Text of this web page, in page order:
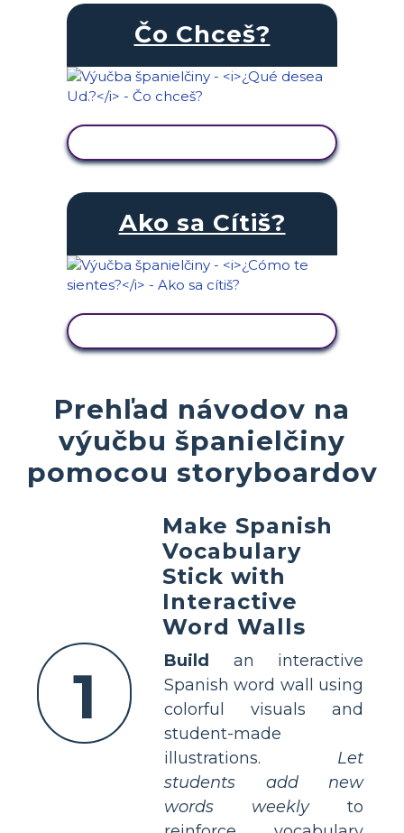
Čo Chceš?
Ako sa Cítiš?
Prehľad návodov na
výučbu španielčiny
pomocou storyboardov
1
Make Spanish
Vocabulary
Stick with
Interactive
Word Walls
Build
an interactive
Spanish word wall using
colorful visuals and
student-made
illustrations. Let
students add new
words weeklyto